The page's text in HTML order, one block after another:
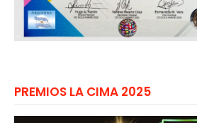
PREMIOS LA CIMA 2025